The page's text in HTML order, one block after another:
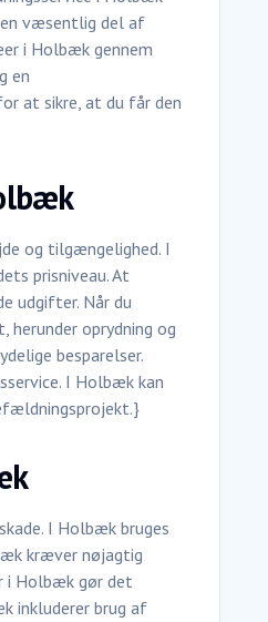
væsentlig del af
i Holbæk gennem
en
at sikre, at du får den
og tilgængelighed. I
prisniveau. At
udgifter. Når du
oprydning og
besparelser.
I Holbæk kan
I Holbæk bruges
kræver nøjagtig
i Holbæk gør det
inkluderer brug af